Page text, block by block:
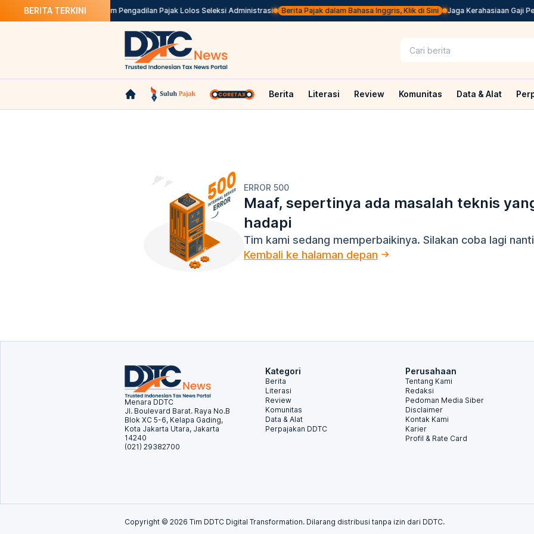
BERITA TERKINI
BPOM 370 Calon Hakim Pengadilan Pajak Lolos Seleksi Administrasi Berita Pajak dalam Bahasa Inggris, Klik di Sini Jaga Kerahasiaan Gaji
Berita Literasi Review Komunitas Data & Alat
ERROR 500
Maaf, sepertinya ada masalah teknis
hadapi
Tim kami sedang memperbaikinya. Silakan coba lagi
Kembali ke halaman depan
Menara DDTC
Jl. Boulevard Barat. Raya No.B
Blok XC 5-6, Kelapa Gading,
Kota Jakarta Utara, Jakarta
14240
(021) 29382700
Kategori
Berita
Literasi
Review
Komunitas
Data & Alat
Perpajakan DDTC
Perusahaan
Tentang Kami
Redaksi
Pedoman Media Siber
Disclaimer
Kontak Kami
Karier
Profil & Rate Card
Copyright © 2026 Tim DDTC Digital Transformation. Dilarang distribusi tanpa izin dari DDTC.